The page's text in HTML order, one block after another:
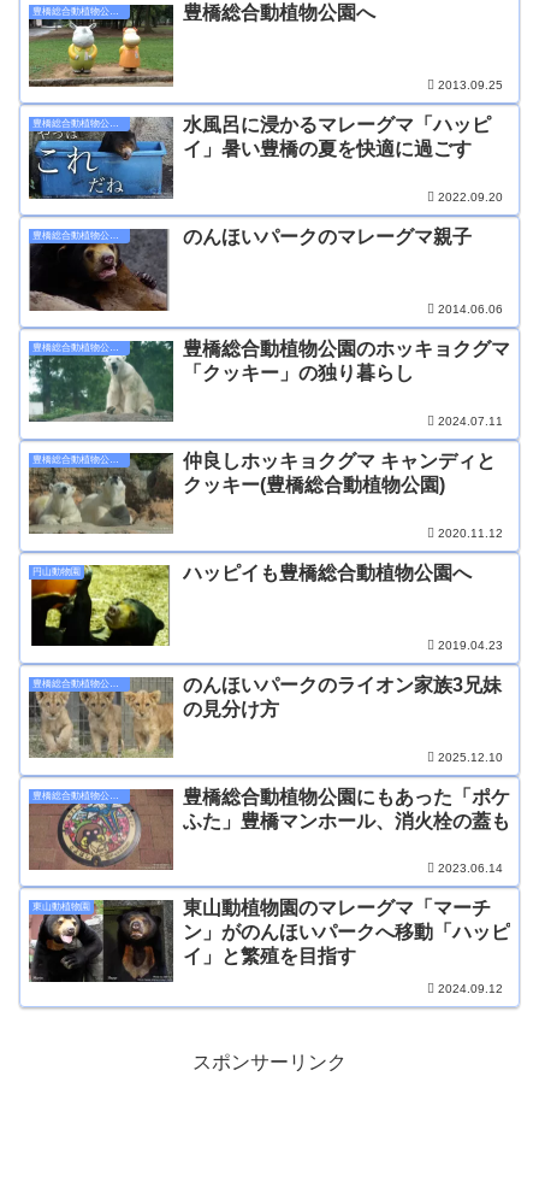
豊橋総合動植物公園のんほいパーク 豊橋総合動植物公園へ
2013.09.25
豊橋総合動植物公園のんほいパーク
水風呂に浸かるマレーグマ「ハッピ
イ」暑い豊橋の夏を快適に過ごす
2022.09.20
豊橋総合動植物公園のんほいパーク のんほいパークのマレーグマ親子
2014.06.06
豊橋総合動植物公園のんほいパーク
豊橋総合動植物公園のホッキョクグマ
「クッキー」の独り暮らし
2024.07.11
豊橋総合動植物公園のんほいパーク
仲良しホッキョクグマ キャンディと
クッキー(豊橋総合動植物公園)
2020.11.12
円山動物園 ハッピイも豊橋総合動植物公園へ
2019.04.23
のんほいパークのライオン家族3兄妹
の見分け方
2025.12.10
豊橋総合動植物公園にもあった「ポケ
ふた」豊橋マンホール、消火栓の蓋も
2023.06.14
東山動植物園
東山動植物園のマレーグマ「マーチ
ン」がのんほいパークへ移動「ハッピ
イ」と繁殖を目指す
2024.09.12
スポンサーリンク